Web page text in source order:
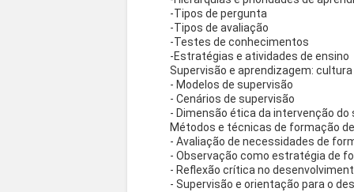
-Tipos de pergunta
-Tipos de avaliação
-Testes de conhecimentos
-Estratégias e atividades de ensino
Supervisão e aprendizagem:
- Modelos de supervisão
- Cenários de supervisão
- Dimensão ética da intervenção do
Métodos e técnicas de formação
- Avaliação de necessidades de
- Observação como estratégia de
- Reflexão crítica no
- Supervisão e orientação para o